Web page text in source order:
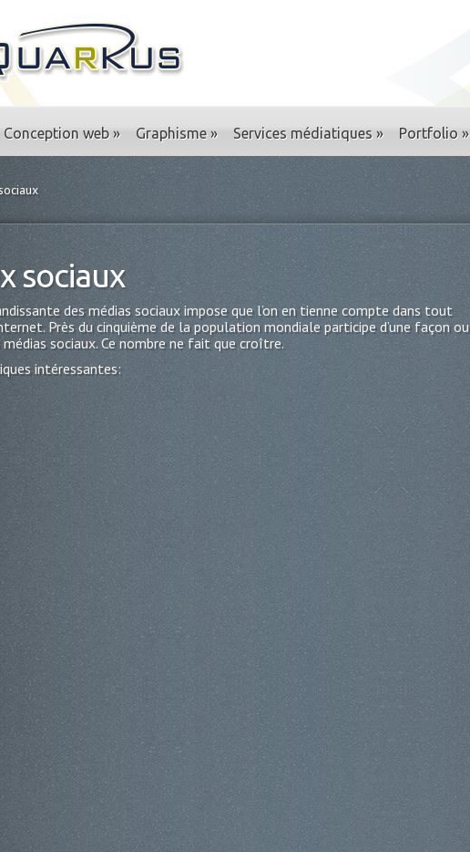
Conception web» Graphisme» Services médiatiques » Portfolio »
sociaux
des médias sociaux impose que l’on en tienne compte dans tout
Près du cinquième de la population mondiale participe d’une façon ou
médias sociaux. Ce nombre ne fait que croître.
intéressantes: